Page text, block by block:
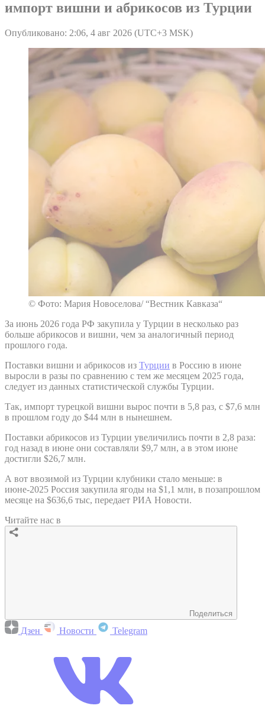
импорт вишни и абрикосов из Турции
Опубликовано: 2:06, 4 авг 2026 (UTC+3 MSK)
© Фото: Мария Новоселова/ “Вестник Кавказа“
За июнь 2026 года РФ закупила у Турции в несколько раз
больше абрикосов и вишни, чем за аналогичный период
прошлого года.
Поставки вишни и абрикосов из Турции в Россию в июне
выросли в разы по сравнению с тем же месяцем 2025 года,
следует из данных статистической службы Турции.
Так, импорт турецкой вишни вырос почти в 5,8 раз, с $7,6 млн
в прошлом году до $44 млн в нынешнем.
Поставки абрикосов из Турции увеличились почти в 2,8 раза:
год назад в июне они составляли $9,7 млн, а в этом июне
достигли $26,7 млн.
А вот ввозимой из Турции клубники стало меньше: в
июне-2025 Россия закупила ягоды на $1,1 млн, в позапрошлом
месяце на $636,6 тыс, передает РИА Новости.
Читайте нас в
Поделиться
Дзен Новости Telegram